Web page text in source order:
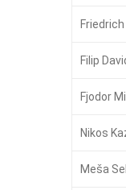
Filip
Fjodor
Nikos
Meša